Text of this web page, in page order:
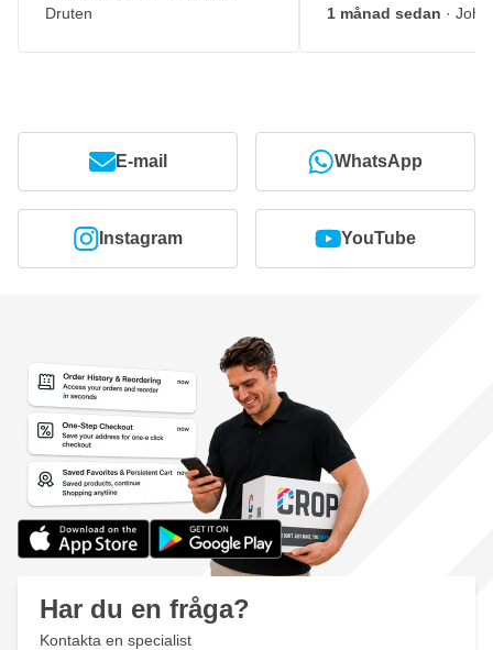
Druten
1 månad sedan ·
E-mail WhatsApp
Instagram YouTube
Har du en fråga?
Kontakta en specialist